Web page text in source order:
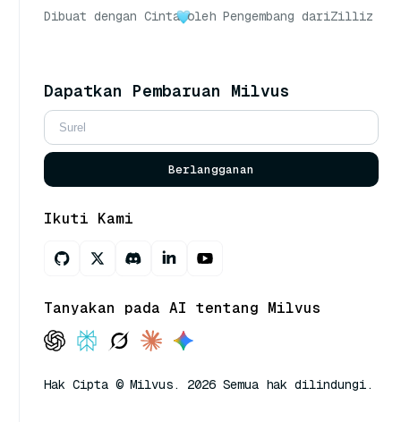
Dibuat dengan Cinta oleh Pengembang dariZilliz
Dapatkan Pembaruan Milvus
Berlangganan
Ikuti Kami
Tanyakan pada AI tentang Milvus
Hak Cipta © Milvus. 2026 Semua hak dilindungi.